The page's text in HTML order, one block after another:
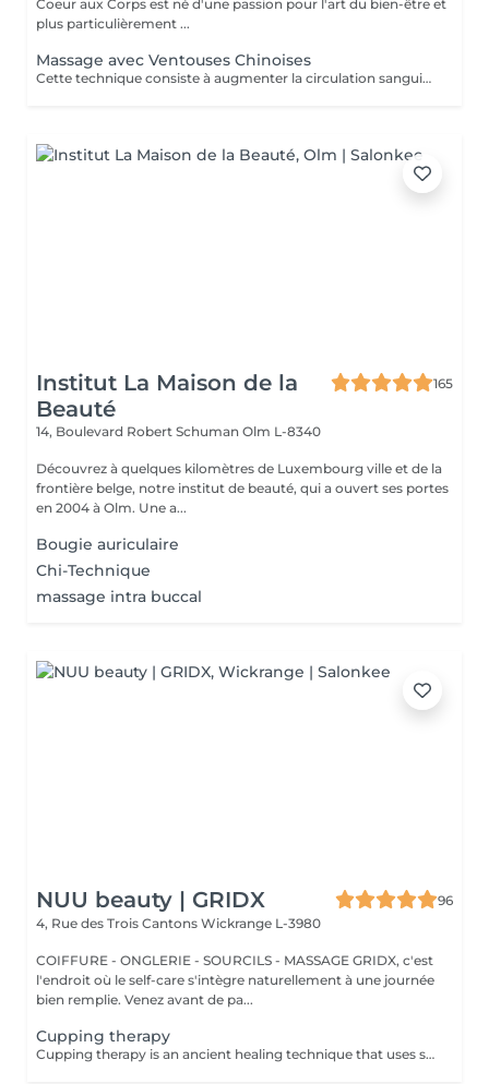
Coeur aux Corps est né d'une passion pour l'art du bien-être et
plus particulièrement ...
Massage avec Ventouses Chinoises
Cette technique consiste à augmenter la circulation sanguine. L'objectif est de créer un effet de succion qui favorisera la décongestion des tissus, l'évacuation des toxines et la mobilité des tissus. Prioritairement, cette pratique s'effectue sur le dos.
Institut La Maison de la
Beauté
165
14, Boulevard Robert Schuman Olm L-8340
Découvrez à quelques kilomètres de Luxembourg ville et de la
frontière belge, notre institut de beauté, qui a ouvert ses portes
en 2004 à Olm. Une a...
Bougie auriculaire
Chi-Technique
massage intra buccal
NUU beauty | GRIDX
96
4, Rue des Trois Cantons Wickrange L-3980
COIFFURE - ONGLERIE - SOURCILS - MASSAGE GRIDX, c'est
l'endroit où le self-care s'intègre naturellement à une journée
bien remplie. Venez avant de pa...
Cupping therapy
Cupping therapy is an ancient healing technique that uses special cups to create gentle suction on the skin. This suction promotes blood flow, relieves muscle tension, reduces inflammation, and supports deep relaxation. The treatment can help release toxins, improve circulation, and ease chronic pain or stiffness. *Please note that cupping therapy could just be added to a massage service with includes back massage.